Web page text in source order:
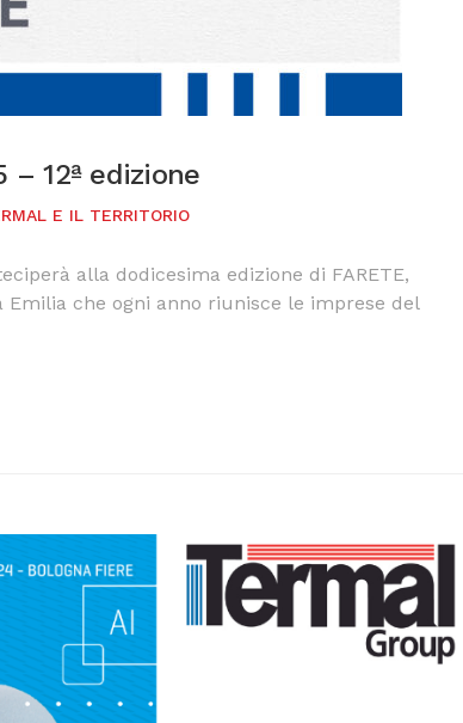
– 12ª edizione
E IL TERRITORIO
alla dodicesima edizione di FARETE,
che ogni anno riunisce le imprese del